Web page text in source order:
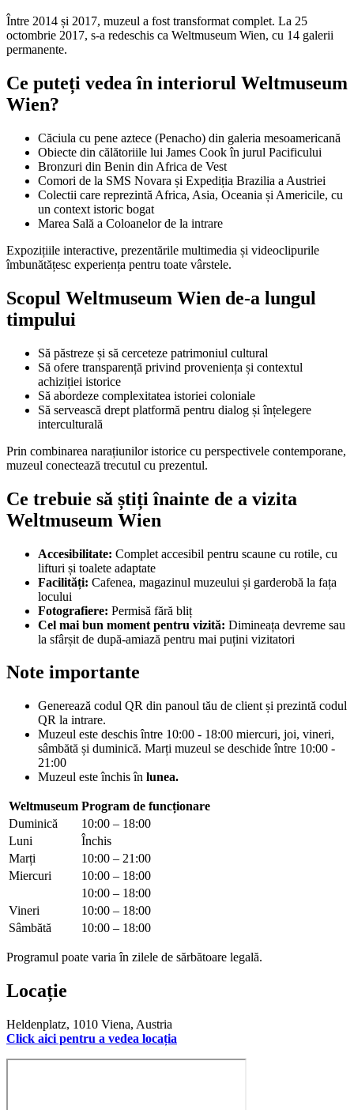
Între 2014 și 2017, muzeul a fost transformat complet. La 25
octombrie 2017, s-a redeschis ca Weltmuseum Wien, cu 14 galerii
permanente.
Ce puteți vedea în interiorul Weltmuseum
Wien?
Căciula cu pene aztece (Penacho) din galeria mesoamericană
Obiecte din călătoriile lui James Cook în jurul Pacificului
Bronzuri din Benin din Africa de Vest
Comori de la SMS Novara și Expediția Brazilia a Austriei
Colectii care reprezintă Africa, Asia, Oceania și Americile, cu
un context istoric bogat
Marea Sală a Coloanelor de la intrare
Expozițiile interactive, prezentările multimedia și videoclipurile
îmbunătățesc experiența pentru toate vârstele.
Scopul Weltmuseum Wien de-a lungul
timpului
Să păstreze și să cerceteze patrimoniul cultural
Să ofere transparență privind proveniența și contextul
achiziției istorice
Să abordeze complexitatea istoriei coloniale
Să servească drept platformă pentru dialog și înțelegere
interculturală
Prin combinarea narațiunilor istorice cu perspectivele contemporane,
muzeul conectează trecutul cu prezentul.
Ce trebuie să știți înainte de a vizita
Weltmuseum Wien
Accesibilitate: Complet accesibil pentru scaune cu rotile, cu
lifturi și toalete adaptate
Facilități: Cafenea, magazinul muzeului și garderobă la fața
locului
Fotografiere: Permisă fără bliț
Cel mai bun moment pentru vizită: Dimineața devreme sau
la sfârșit de după-amiază pentru mai puțini vizitatori
Note importante
Generează codul QR din panoul tău de client și prezintă codul
QR la intrare.
Muzeul este deschis între 10:00 - 18:00 miercuri, joi, vineri,
sâmbătă și duminică. Marți muzeul se deschide între 10:00 -
21:00
Muzeul este închis în lunea.
Weltmuseum Program de funcționare
Duminică
10:00 – 18:00
Luni
Închis
Marți
10:00 – 21:00
Miercuri
10:00 – 18:00
10:00 – 18:00
Vineri
10:00 – 18:00
Sâmbătă
10:00 – 18:00
Programul poate varia în zilele de sărbătoare legală.
Locație
Heldenplatz, 1010 Viena, Austria
Click aici pentru a vedea locația